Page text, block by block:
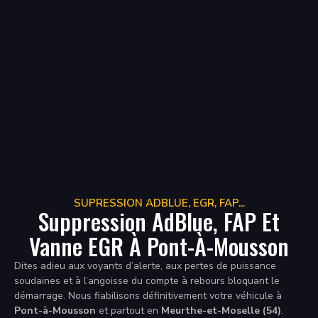
SUPRESSION ADBLUE, EGR, FAP...
Suppression AdBlue, FAP Et
Vanne EGR À Pont-À-Mousson
Dites adieu aux voyants d’alerte, aux pertes de puissance
soudaines et à l’angoisse du compte à rebours bloquant le
démarrage. Nous fiabilisons définitivement votre véhicule à
Pont-à-Mousson et partout en Meurthe-et-Moselle (54).